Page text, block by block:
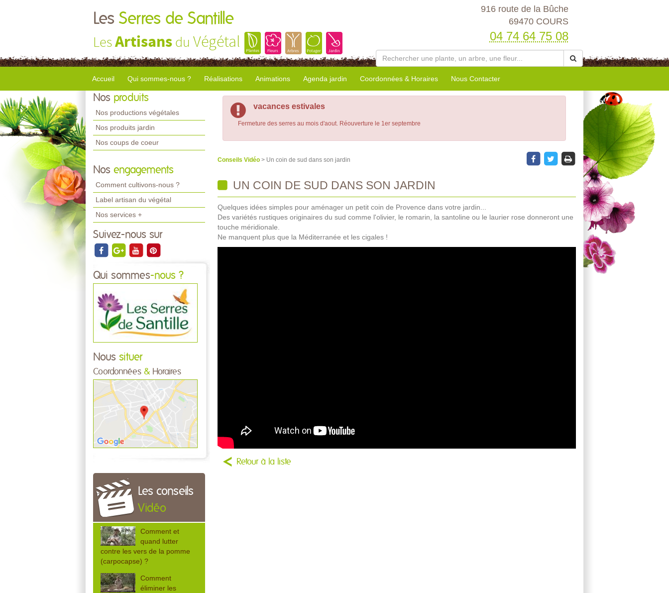
Les Serres de Santille
LesArtisans du Végétal
916 route de la Bûche
69470 COURS
04 74 64 75 08
Accueil Qui sommes-nous ? Réalisations Animations Agenda jardin Coordonnées & Horaires Nous Contacter
Nos produits
Nos productions végétales
Nos produits jardin
Nos coups de coeur
Nos engagements
Comment cultivons-nous ?
Label artisan du végétal
Nos services +
Suivez-nous sur
Qui sommes-nous ?
Nous situer
Coordonnées & Horaires
Les conseils
Vidéo
Comment et
quand lutter
contre les vers de la pomme
(carpocapse) ?
Comment
éliminer les
vacances estivales
Fermeture des serres au mois d'aout. Réouverture le 1er septembre
Conseils Vidéo > Un coin de sud dans son jardin
UN COIN DE SUD DANS SON JARDIN
Quelques idées simples pour aménager un petit coin de Provence dans votre jardin...
Des variétés rustiques originaires du sud comme l'olivier, le romarin, la santoline ou le laurier rose donneront une
touche méridionale.
Ne manquent plus que la Méditerranée et les cigales !
Retour à la liste